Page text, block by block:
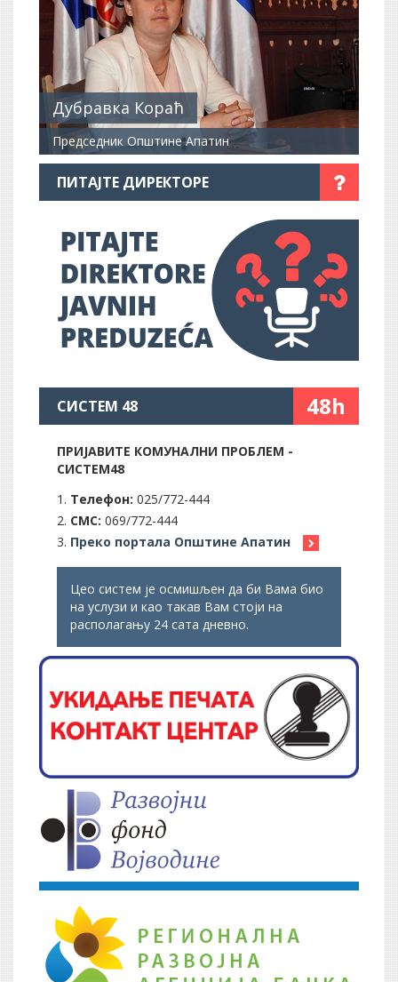
Дубравка Кораћ
Председник Општине Апатин
ПИТАЈТЕ ДИРЕКТОРЕ
СИСТЕМ 48 48h
ПРИЈАВИТЕ КОМУНАЛНИ ПРОБЛЕМ -
СИСТЕМ48
Телефон: 025/772-444
СМС: 069/772-444
Преко портала Општине Апатин
Цео систем је осмишљен да би Вама био
на услузи и као такав Вам стоји на
располагању 24 сата дневно.